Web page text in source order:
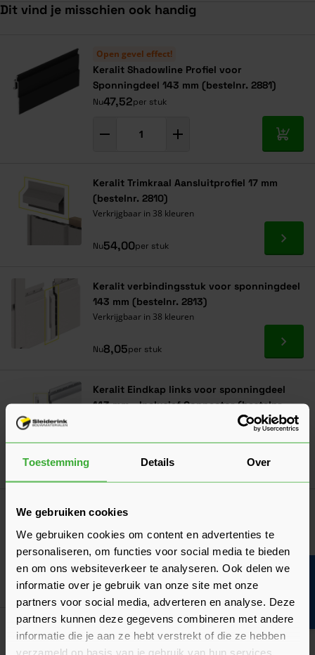
Toestemming Details Over
We gebruiken cookies
We gebruiken cookies om content en advertenties te
personaliseren, om functies voor social media te bieden
en om ons websiteverkeer te analyseren. Ook delen we
informatie over je gebruik van onze site met onze
partners voor social media, adverteren en analyse. Deze
partners kunnen deze gegevens combineren met andere
informatie die je aan ze hebt verstrekt of die ze hebben
verzameld op basis van je gebruik van hun services.
Dit vind je misschien ook handig
Open gevel effect!
Keralit Shadowline Profiel voor
Sponningdeel 143 mm (bestelnr. 2881)
Nu47,52per stuk
In
Keralit Trimkraal Aansluitprofiel 17 mm
(bestelnr. 2810)
Verkrijgbaar in 38 kleuren
Nu54,00per stuk Ga
Keralit verbindingsstuk voor sponningdeel
143 mm (bestelnr. 2813)
Verkrijgbaar in 38 kleuren
Nu8,05per stuk Ga
Keralit Eindkap links voor sponningdeel
143 mm - Inclusief Connector (bestelnr.
per stuk
Keralit Eindkap rechts voor sponningdeel
2865)
Verkrijgbaar in 38 kleuren
Nu 7,72per stuk
Keralit Geperforeerd Platprofiel Zwart - Rol
à 500 cm